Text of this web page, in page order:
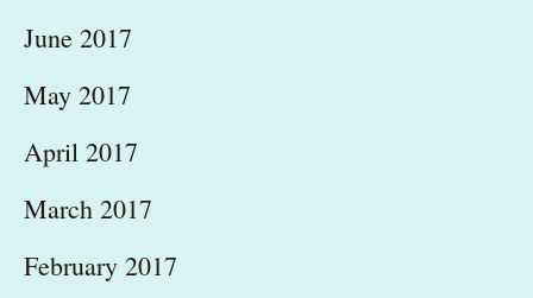
June 2017
May 2017
April 2017
March 2017
February 2017